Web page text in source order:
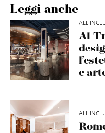
Leggi anche
ALL
Al
e
ALL